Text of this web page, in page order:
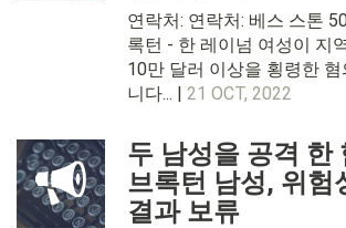
연락처: 연락처: 베스 스톤
록턴 - 한 레이넘 여성이 지
10만 달러 이상을 횡령한
니다... | 21 OCT, 2022
두 남성을 공격 한
브록턴 남성, 위험
결과 보류